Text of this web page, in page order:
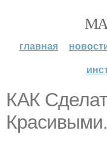
главная
КАК
Красивыми.